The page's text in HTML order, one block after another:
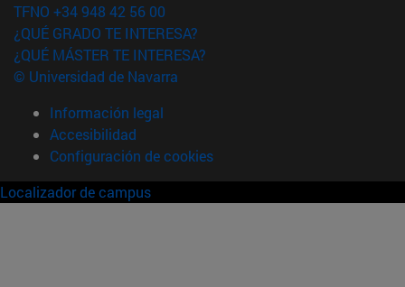
TFNO +34 948 42 56 00
¿QUÉ GRADO TE INTERESA?
¿QUÉ MÁSTER TE INTERESA?
© Universidad de Navarra
Información legal
Accesibilidad
Configuración de cookies
Localizador de campus